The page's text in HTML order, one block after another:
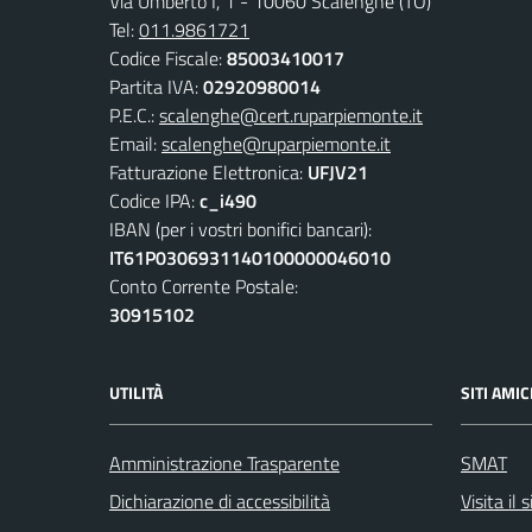
Tel:011.9861721
Codice Fiscale:85003410017
Partita IVA:02920980014
P.E.C.:scalenghe@cert.ruparpiemonte.it
Email:scalenghe@ruparpiemonte.it
Fatturazione Elettronica: UFJV21
Codice IPA:c_i490
IBAN (per i vostri bonifici bancari):
IT61P0306931140100000046010
Conto Corrente Postale:
30915102
UTILITÀ
Amministrazione Trasparente
Dichiarazione di accessibilità
SITI
SMAT
Visita il